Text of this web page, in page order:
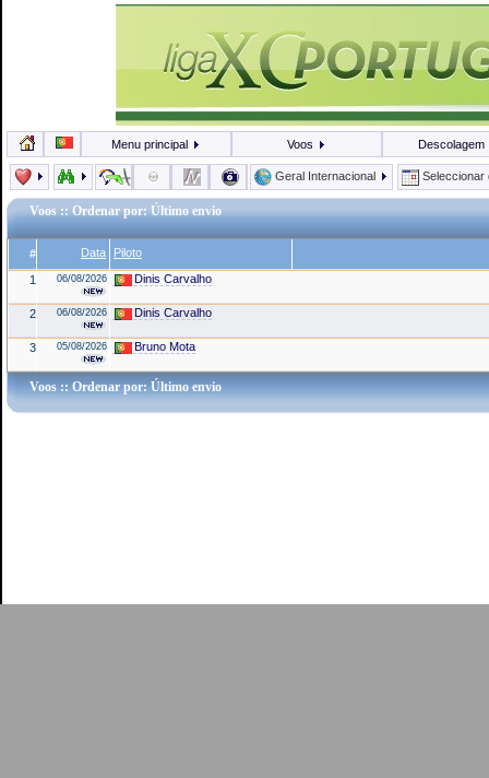
Menu principal Voos Descolagem
Geral Internacional Seleccionar
Voos :: Ordenar por: Último envio
# Data Piloto
1 06/08/2026 Dinis Carvalho
2 06/08/2026 Dinis Carvalho
3 05/08/2026 Bruno Mota
Voos :: Ordenar por: Último envio